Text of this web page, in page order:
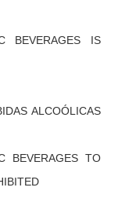
BEVERAGES IS
ALCOÓLICAS
BEVERAGES TO